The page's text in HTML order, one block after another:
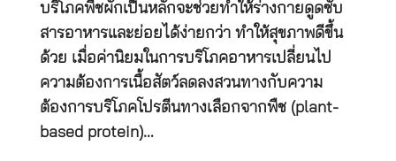
บริโภคพืชผักเป็นหลักจะช่วยทำให้ร่างกายดูดซับ
สารอาหารและย่อยได้ง่ายกว่า ทำให้สุขภาพดีขึ้น
ด้วย เมื่อค่านิยมในการบริโภคอาหารเปลี่ยนไป
ความต้องการเนื้อสัตว์ลดลงสวนทางกับความ
ต้องการบริโภคโปรตีนทางเลือกจากพืช (plant-
based protein)…